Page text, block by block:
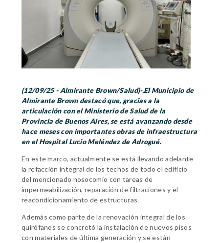
(12/09/25 - Almirante Brown/Salud)-.El Municipio de
Almirante Brown destacó que, gracias a la
articulación con el Ministerio de Salud de la
Provincia de Buenos Aires, se está avanzando desde
hace meses con importantes obras de infraestructura
en el Hospital Lucio Meléndez de Adrogué.
En este marco, actualmente se está llevando adelante
la refacción integral de los techos de todo el edificio
del mencionado nosocomio con tareas de
impermeabilización, reparación de filtraciones y el
reacondicionamiento de estructuras.
Además como parte de la renovación integral de los
quirófanos se concretó la instalación de nuevos pisos
con materiales de última generación y se están